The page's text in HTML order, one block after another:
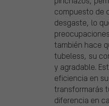
compuesto de
desgaste, lo
también hace
tubeless, su
y agradable.
eficiencia en
transformarás
diferencia en